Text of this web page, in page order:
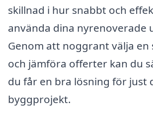
skillnad i hur snabbt och
använda dina nyrenoverade
Genom att noggrant välja en
och jämföra offerter kan du
du får en bra lösning för just
byggprojekt.